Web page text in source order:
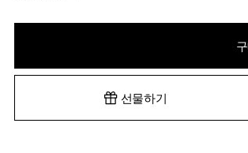
선물하기